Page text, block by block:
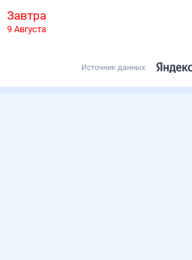
Завтра
9 Августа
Источник данных